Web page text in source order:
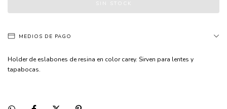
MEDIOS DE PAGO
Holder de eslabones de resina en color carey. Sirven para lentes y
tapabocas.